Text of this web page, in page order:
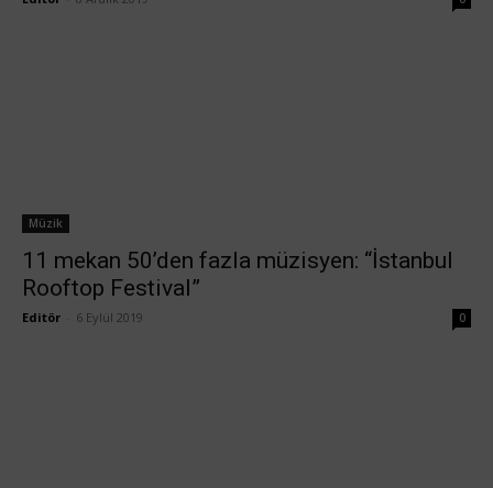
Müzik
11 mekan 50’den fazla müzisyen: “İstanbul
Rooftop Festival”
Editör 6 Eylül 2019 0